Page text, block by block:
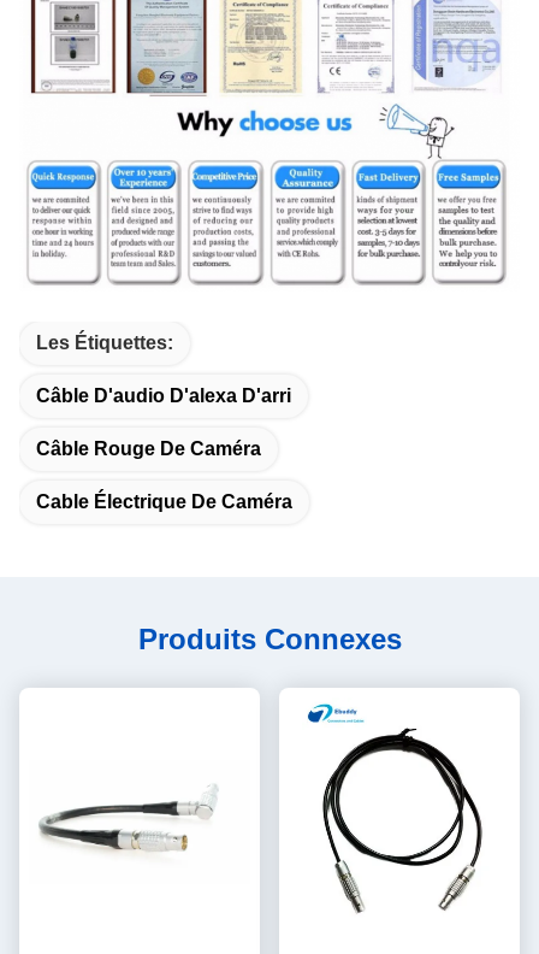
Les Étiquettes:
Câble D'audio D'alexa D'arri
Câble Rouge De Caméra
Cable Électrique De Caméra
Produits Connexes